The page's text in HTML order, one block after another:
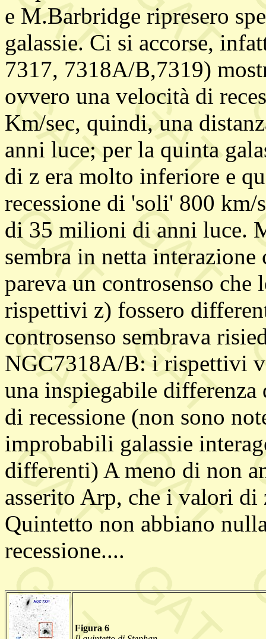
e M.Barbridge ripresero
galassie. Ci si accorse,
7317, 7318A/B,7319)
ovvero una velocità di
Km/sec, quindi, una
anni luce; per la quinta
di z era molto inferiore e
recessione di 'soli' 800 km/
di 35 milioni di anni luce.
sembra in netta
pareva un controsenso che
rispettivi z) fossero
controsenso sembrava
NGC7318A/B: i rispettivi
una inspiegabile
di recessione (non sono
improbabili galassie
differenti) A meno di non
asserito Arp, che i valori
Quintetto non abbiano
recessione....
Figura 6